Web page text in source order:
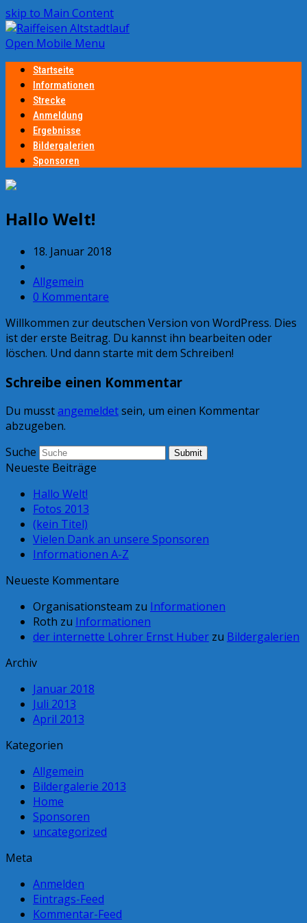
skip to Main Content
Open Mobile Menu
Startseite
Informationen
Strecke
Anmeldung
Ergebnisse
Bildergalerien
Sponsoren
Hallo Welt!
18. Januar 2018
Allgemein
0 Kommentare
Willkommen zur deutschen Version von WordPress. Dies
ist der erste Beitrag. Du kannst ihn bearbeiten oder
löschen. Und dann starte mit dem Schreiben!
Schreibe einen Kommentar
Du musstangemeldetsein, um einen Kommentar
abzugeben.
Suche
Submit
Neueste Beiträge
Hallo Welt!
Fotos 2013
(kein Titel)
Vielen Dank an unsere Sponsoren
Informationen A-Z
Neueste Kommentare
Organisationsteam zu Informationen
Roth zu Informationen
der internette Lohrer Ernst Huber zu Bildergalerien
Archiv
Januar 2018
Juli 2013
April 2013
Kategorien
Allgemein
Bildergalerie 2013
Home
Sponsoren
uncategorized
Meta
Anmelden
Eintrags-Feed
Kommentar-Feed